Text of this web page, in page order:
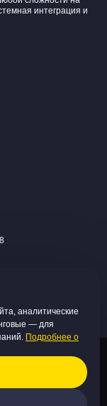
интеграция и
аналитические
— для
Подробнее о